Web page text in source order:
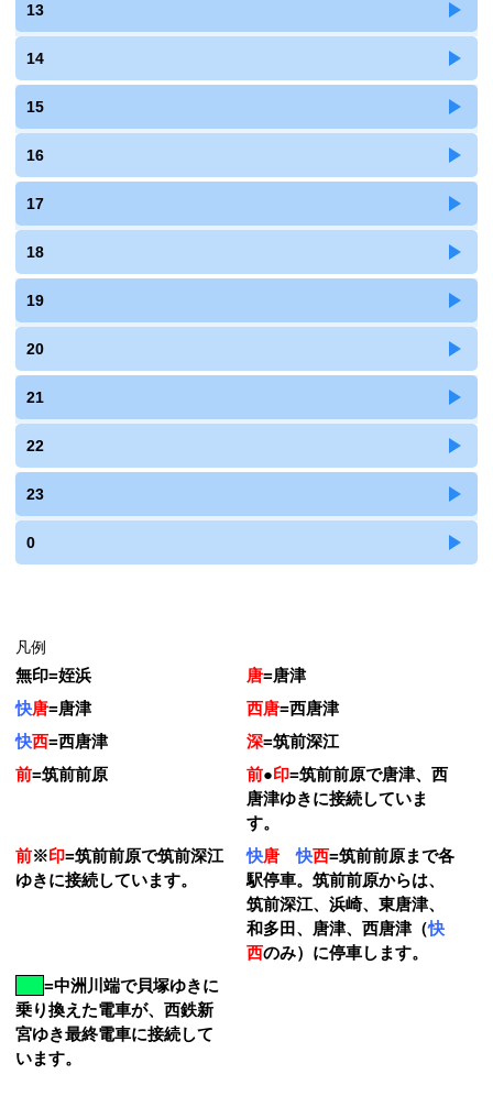
13
14
15
16
17
18
19
20
21
22
23
0
凡例
無印=姪浜 唐=唐津
快唐=唐津 西唐=西唐津
快西=西唐津 深=筑前深江
前=筑前前原 前●印=筑前前原で唐津、西
唐津ゆきに接続していま
す。
前※印=筑前前原で筑前深江
ゆきに接続しています。
快唐 快西=筑前前原まで各
駅停車。筑前前原からは、
筑前深江、浜崎、東唐津、
和多田、唐津、西唐津（快
西のみ）に停車します。
=中洲川端で貝塚ゆきに
乗り換えた電車が、西鉄新
宮ゆき最終電車に接続して
います。